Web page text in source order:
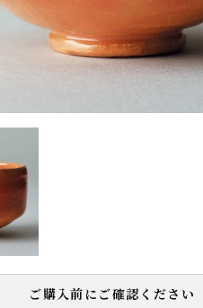
ご購入前にご確認ください